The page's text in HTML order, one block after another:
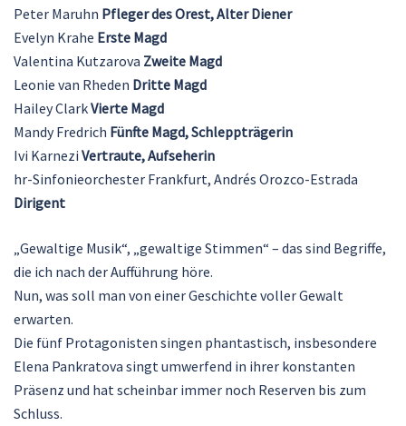
Peter Maruhn Pfleger des Orest, Alter Diener
Evelyn Krahe Erste Magd
Valentina Kutzarova Zweite Magd
Leonie van Rheden Dritte Magd
Hailey ClarkVierte Magd
Mandy Fredrich Fünfte Magd, Schleppträgerin
Ivi Karnezi Vertraute, Aufseherin
hr-Sinfonieorchester Frankfurt, Andrés Orozco-Estrada
Dirigent
„Gewaltige Musik“, „gewaltige Stimmen“ – das sind Begriffe,
die ich nach der Aufführung höre.
Nun, was soll man von einer Geschichte voller Gewalt
erwarten.
Die fünf Protagonisten singen phantastisch, insbesondere
Elena Pankratova singt umwerfend in ihrer konstanten
Präsenz und hat scheinbar immer noch Reserven bis zum
Schluss.